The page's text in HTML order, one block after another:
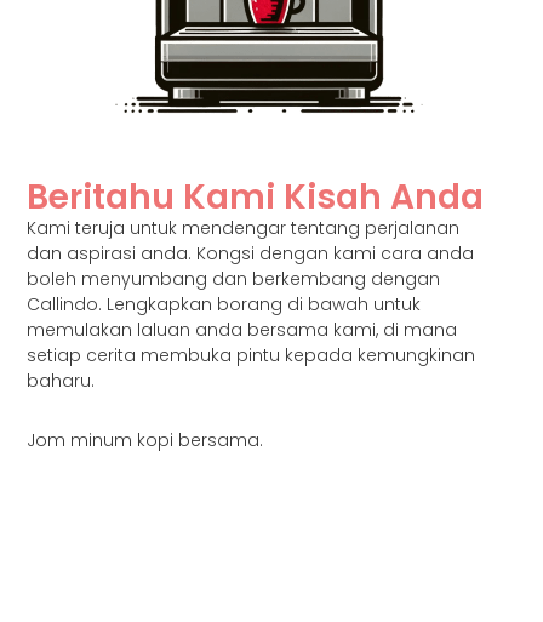
Beritahu Kami Kisah Anda
Kami teruja untuk mendengar tentang perjalanan
dan aspirasi anda. Kongsi dengan kami cara anda
boleh menyumbang dan berkembang dengan
Callindo. Lengkapkan borang di bawah untuk
memulakan laluan anda bersama kami, di mana
setiap cerita membuka pintu kepada kemungkinan
baharu.
Jom minum kopi bersama.